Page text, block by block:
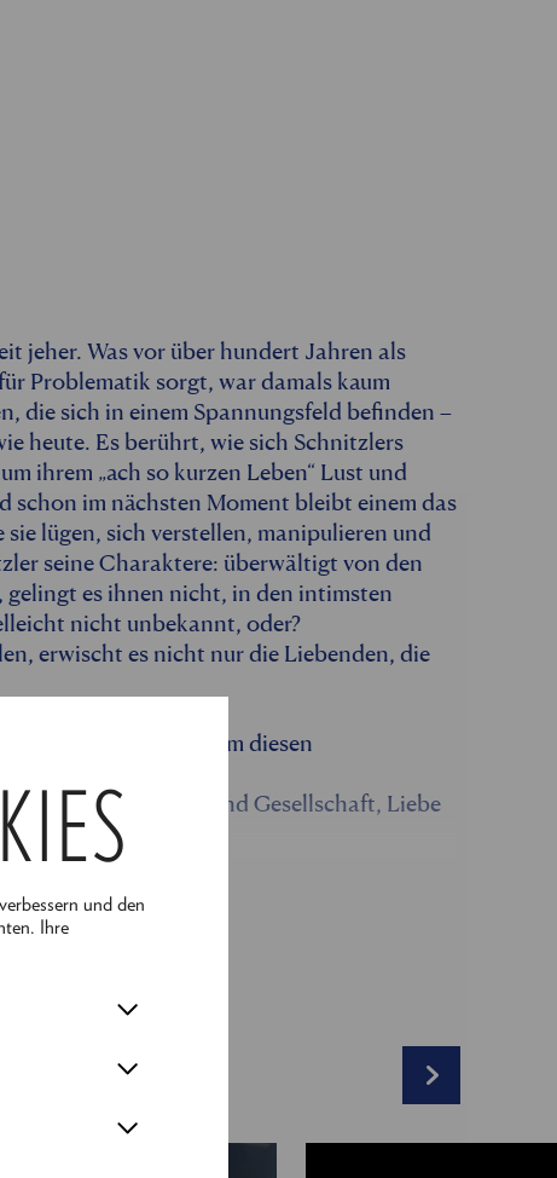
und den
Ihre
jeher. Was vor über hundert Jahren als
Problematik sorgt, war damals kaum
die sich in einem Spannungsfeld befinden –
heute. Es berührt, wie sich Schnitzlers
ihrem „ach so kurzen Leben“ Lust und
im nächsten Moment bleibt einem das
lügen, sich verstellen, manipulieren und
seine Charaktere: überwältigt von den
es ihnen nicht, in den intimsten
nicht unbekannt, oder?
erwischt es nicht nur die Liebenden, die
die perfekte Arena, um diesen
Skandal und Gesellschaft, Liebe